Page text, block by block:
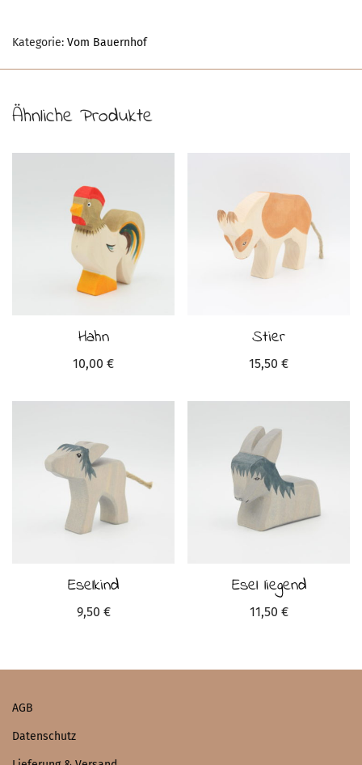
Kategorie: Vom Bauernhof
Ähnliche Produkte
Hahn
10,00 €
Stier
15,50 €
Eselkind
9,50 €
Esel liegend
11,50 €
AGB
Datenschutz